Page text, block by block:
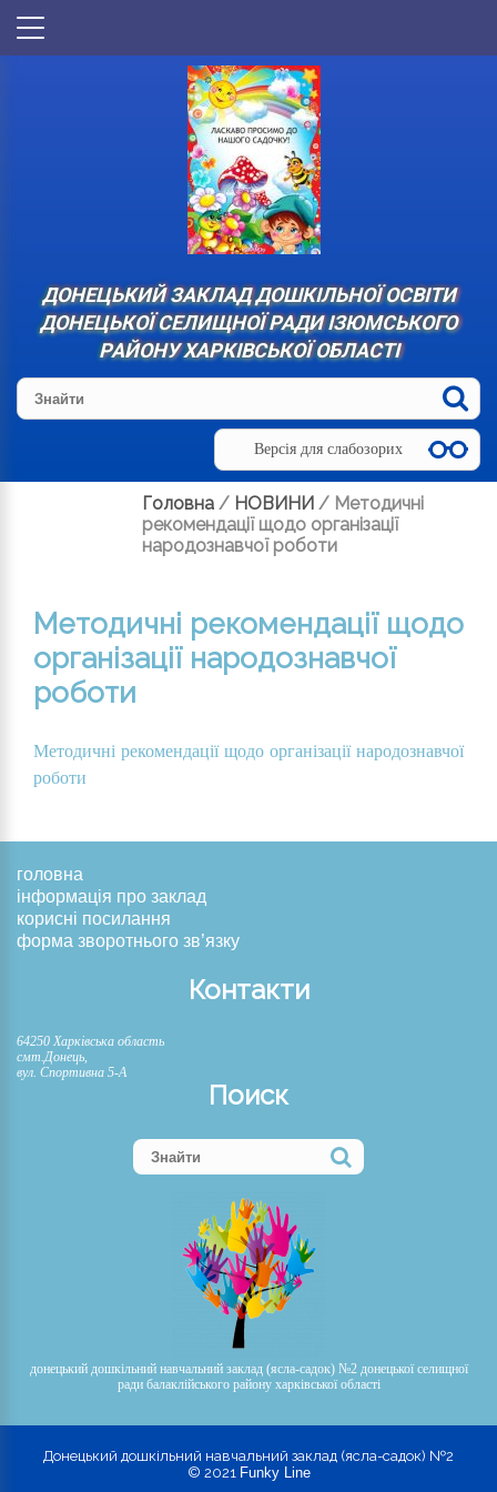
ДОНЕЦЬКИЙ ЗАКЛАД ДОШКІЛЬНОЇ ОСВІТИ
ДОНЕЦЬКОЇ СЕЛИЩНОЇ РАДИ ІЗЮМСЬКОГО
РАЙОНУ ХАРКІВСЬКОЇ ОБЛАСТІ
Версія для слабозорих
Головна / НОВИНИ / Методичні
рекомендації щодо організації
народознавчої роботи
Методичні рекомендації щодо
організації народознавчої
роботи
Методичні рекомендації щодо організації народознавчої
роботи
донецький дошкільний навчальний заклад (ясла-садок) №2 донецької селищної
ради балаклійського району харківської області
головна
інформація про заклад
корисні посилання
форма зворотнього зв’язку
Контакти
64250 Харківська область
смт.Донець,
вул. Спортивна 5-А
Поиск
Донецький дошкільний навчальний заклад (ясла-садок) №2
© 2021 Funky Line